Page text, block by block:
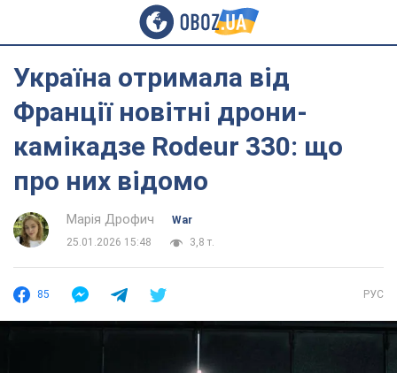
Україна отримала від
Франції новітні дрони-
камікадзе Rodeur 330: що
про них відомо
Марія Дрофич
War
25.01.2026 15:48
3,8 т.
85 РУС